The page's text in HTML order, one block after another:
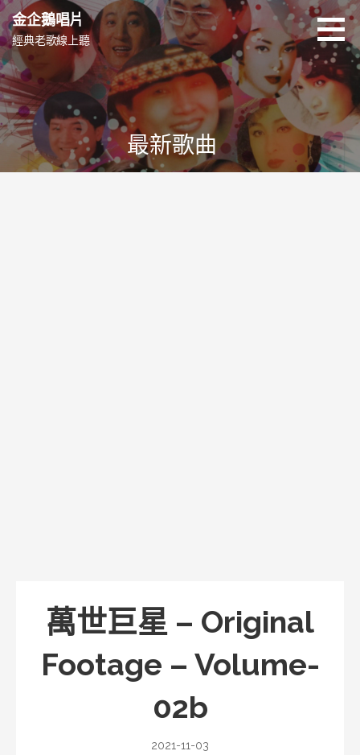
跳
至
主
要
內
容
金企鵝唱片
經典老歌線上聽
最新歌曲
萬世巨星 – Original
Footage – Volume-
02b
2021-11-03